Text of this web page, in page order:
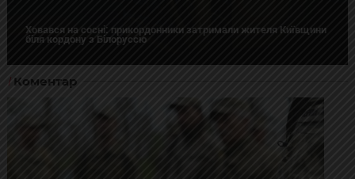
Ховався на сосні: прикордонники затримали жителя Київщини
біля кордону з Білоруссю
Коментар